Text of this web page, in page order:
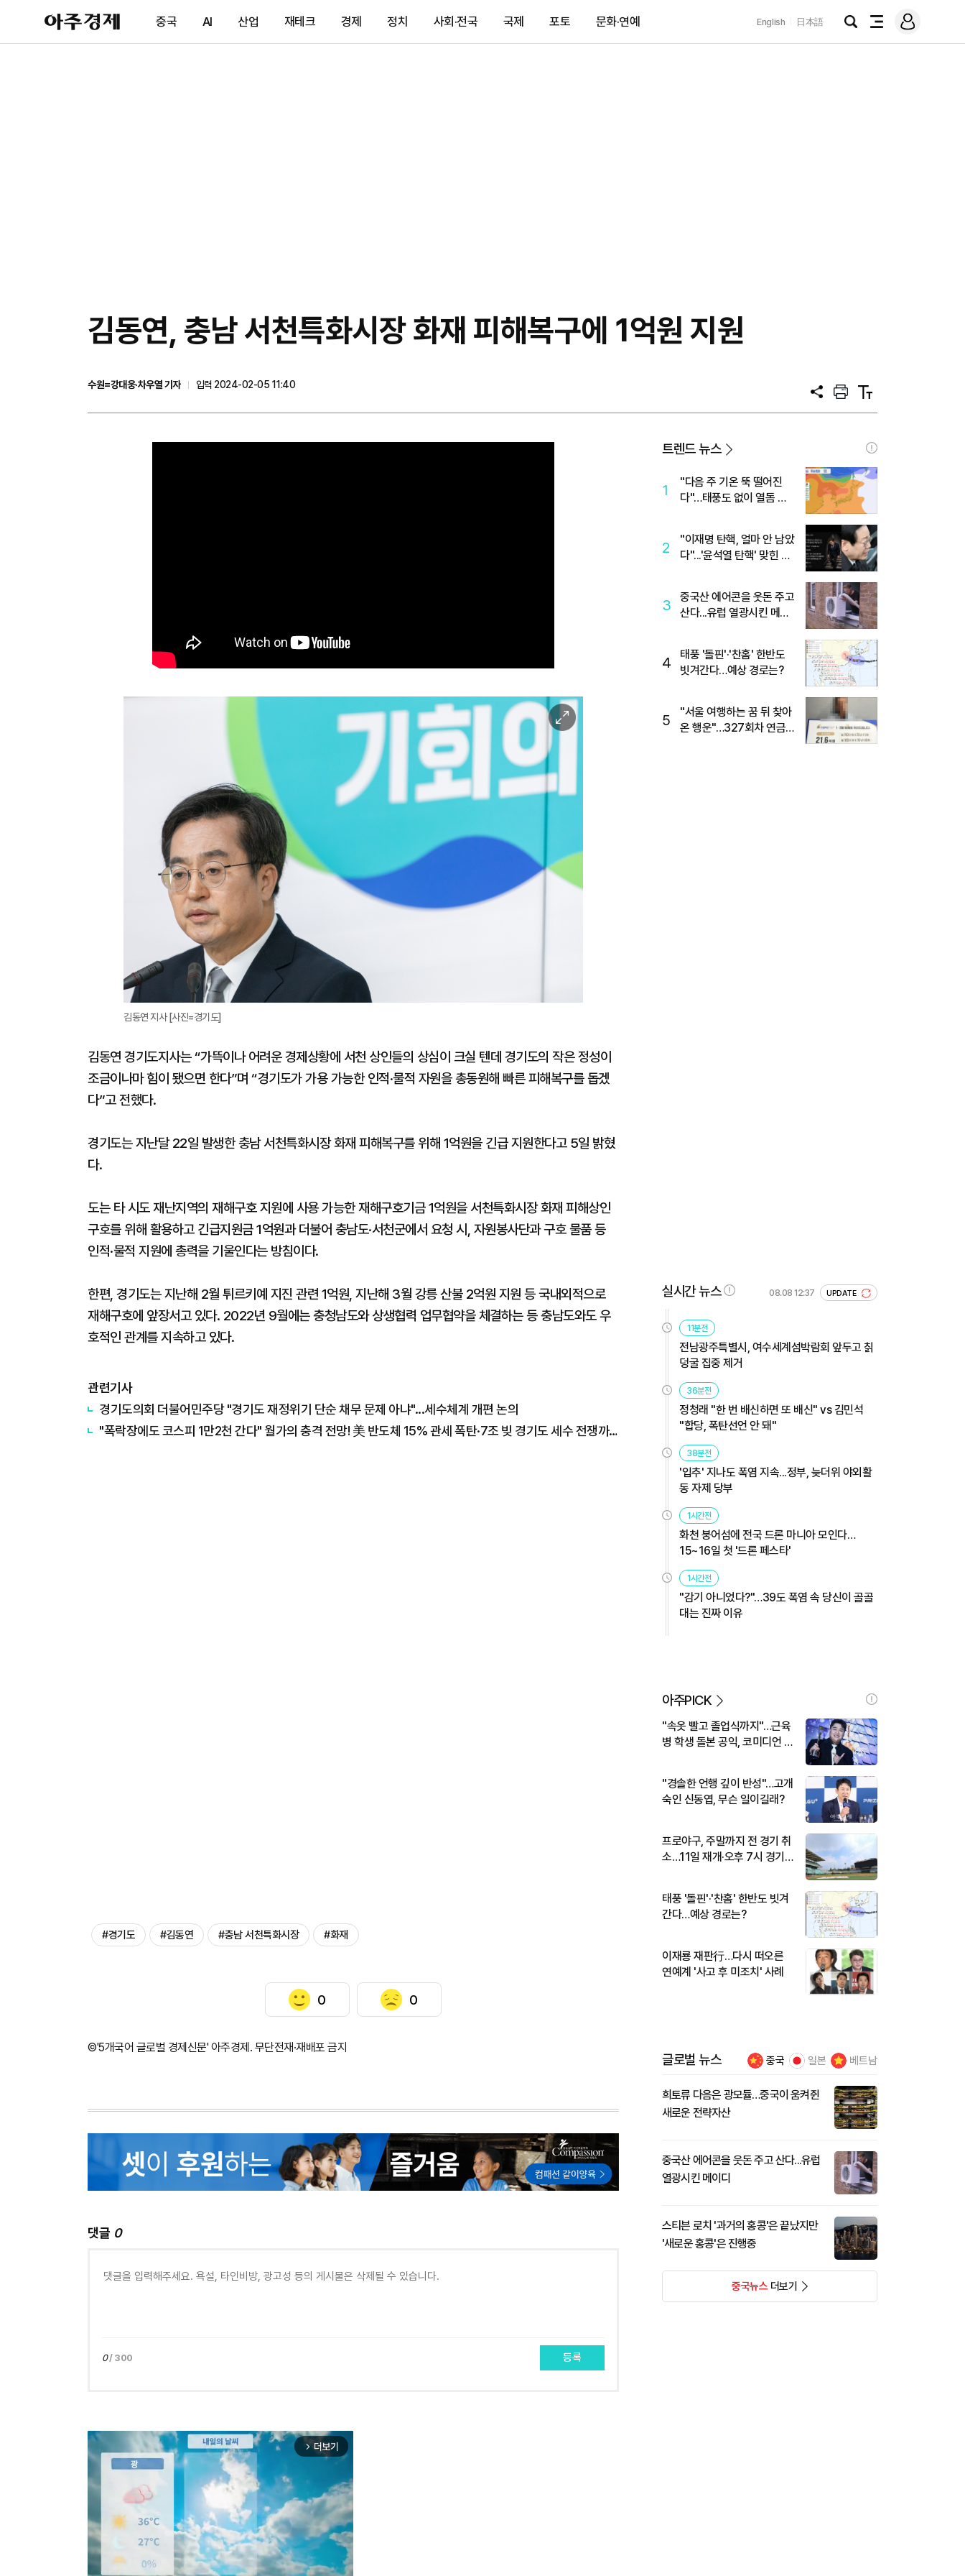
아
주
제
중국 AI 산업 재테크 경제 정치 사회·전국 국제 포토 문화·연예 English 日本語
검
전
메
그
김동연, 충남 서천특화시장 화재 피해복구에 1억원 지원
수원=강대웅·차우열 기자
입력 2024-02-05 11:40
공
프
트
텍
트
이
미
지
확
대
김동연 지사 [사진=경기도]
김동연 경기도지사는 “가뜩이나 어려운 경제상황에 서천 상인들의 상심이 크실 텐데 경기도의 작은 정성이
조금이나마 힘이 됐으면 한다”며 “경기도가 가용 가능한 인적·물적 자원을 총동원해 빠른 피해복구를 돕겠
다”고 전했다.
경기도는 지난달 22일 발생한 충남 서천특화시장 화재 피해복구를 위해 1억원을 긴급 지원한다고 5일 밝혔
다.
도는 타 시도 재난지역의 재해구호 지원에 사용 가능한 재해구호기금 1억원을 서천특화시장 화재 피해상인
구호를 위해 활용하고 긴급지원금 1억원과 더불어 충남도·서천군에서 요청 시, 자원봉사단과 구호 물품 등
인적·물적 지원에 총력을 기울인다는 방침이다.
한편, 경기도는 지난해 2월 튀르키예 지진 관련 1억원, 지난해 3월 강릉 산불 2억원 지원 등 국내외적으로
재해구호에 앞장서고 있다. 2022년 9월에는 충청남도와 상생협력 업무협약을 체결하는 등 충남도와도 우
호적인 관계를 지속하고 있다.
관련기사
경기도의회 더불어민주당 "경기도 재정위기 단순 채무 문제 아냐"...세수체계 개편 논의
"폭락장에도 코스피 1만2천 간다" 월가의 충격 전망! 美 반도체 15% 관세 폭탄·7조 빚 경기도 세수 전쟁까지
#경기도 #김동연 #충남 서천특화시장 #화재
0 0
©'5개국어 글로벌 경제신문' 아주경제. 무단전재·재배포 금지
댓글 0
0/ 300 등록
arrow_forward_ios 더보기
트렌드 뉴스
1
"다음 주 기온 뚝 떨어진
다"…태풍도 없이 열돔 박
2
"이재명 탄핵, 얼마 안 남았
다"...'윤석열 탄핵' 맞힌 무
3
중국산 에어콘을 웃돈 주고
산다...유럽 열광시킨 메이
4
태풍 '돌핀'·'찬홈' 한반도
빗겨간다…예상 경로는?
5
"서울 여행하는 꿈 뒤 찾아
온 행운"…327회차 연금
실시간 뉴스 08.08 12:37 UPDATE
11분전
전남광주특별시, 여수세계섬박람회 앞두고 칡
덩굴 집중 제거
36분전
정청래 "한 번 배신하면 또 배신" vs 김민석
"합당, 폭탄선언 안 돼"
38분전
'입추' 지나도 폭염 지속...정부, 늦더위 야외활
동 자제 당부
1시간전
화천 붕어섬에 전국 드론 마니아 모인다…
15~16일 첫 '드론 페스타'
1시간전
"감기 아니었다?"…39도 폭염 속 당신이 골골
대는 진짜 이유
아주PICK
"속옷 빨고 졸업식까지"…근육
병 학생 돌본 공익, 코미디언 김
"경솔한 언행 깊이 반성"…고개
숙인 신동엽, 무슨 일이길래?
프로야구, 주말까지 전 경기 취
소…11일 재개·오후 7시 경기
태풍 '돌핀'·'찬홈' 한반도 빗겨
간다…예상 경로는?
이재룡 재판行…다시 떠오른
연예계 '사고 후 미조치' 사례
글로벌 뉴스 중국 일본 베트남
희토류 다음은 광모듈…중국이 움켜쥔
새로운 전략자산
중국산 에어콘을 웃돈 주고 산다...유럽
열광시킨 메이디
스티븐 로치 '과거의 홍콩'은 끝났지만
'새로운 홍콩'은 진행중
중국뉴스더보기